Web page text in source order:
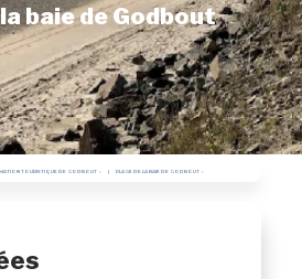
baie de Godbout
TOURISTIQUE DE GODBOUT PLAGE DE LA BAIE DE GODBOUT